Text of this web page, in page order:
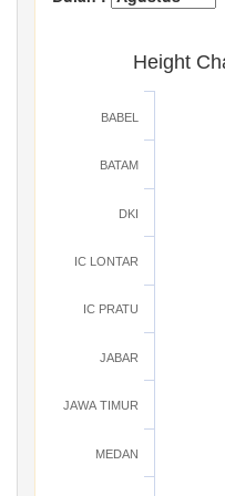
Height
BABEL
BATAM
DKI
IC LONTAR
IC PRATU
JABAR
JAWA TIMUR
MEDAN